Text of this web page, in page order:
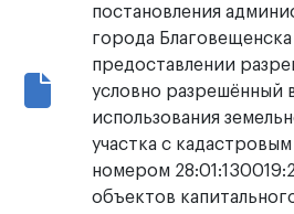
постановления
города
предоставлении
условно разрешённый
использования
участка с кадастровым
номером
объектов